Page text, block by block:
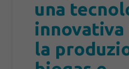
una
innovativa
la